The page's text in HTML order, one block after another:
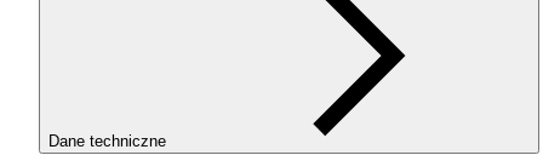
Jeśli chcesz, aby Twój model wyglądał jak gotowy produkt
premium – właśnie znalazłeś właściwy filament.
Dane techniczne